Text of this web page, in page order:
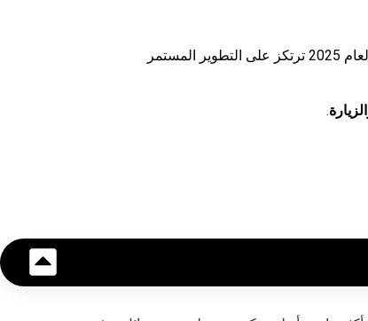
، ندرك حجم المسؤولية الملقاة على عاتقنا تجاه ضيوف الرحمن. لذا، فإن استراتيجيتنا لعام 2025 ترتكز على التطوير المستمر
.